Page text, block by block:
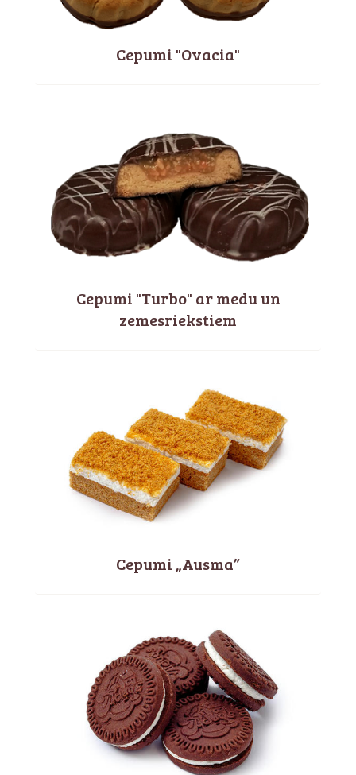
Cepumi "Ovacia"
Cepumi "Turbo" ar medu un
zemesriekstiem
Cepumi „Ausma”